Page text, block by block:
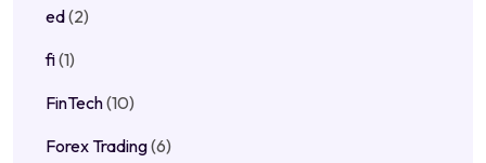
ed(2)
fi(1)
FinTech(10)
Forex Trading(6)